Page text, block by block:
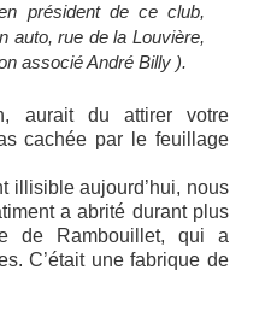
président de ce club,
auto, rue de la Louvière,
associé André Billy ).
aurait du attirer votre
cachée par le feuillage
illisible aujourd’hui, nous
a abrité durant plus
de Rambouillet, qui a
C’était une fabrique de